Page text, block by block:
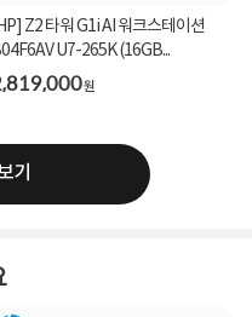
[HP] Z2 타워 G1i AI 워크스테이션
B04F6AV U7-265K (16GB...
원
기